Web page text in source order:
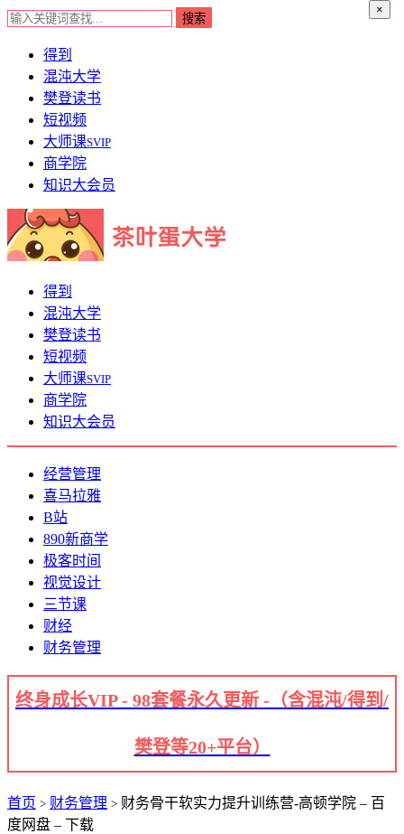
×
得到
混沌大学
樊登读书
短视频
大师课SVIP
商学院
知识大会员
得到
混沌大学
樊登读书
短视频
大师课SVIP
商学院
知识大会员
经营管理
喜马拉雅
B站
890新商学
极客时间
视觉设计
三节课
财经
财务管理
终身成长VIP - 98套餐永久更新 -（含混沌/得到/
樊登等20+平台）
首页 > 财务管理 > 财务骨干软实力提升训练营-高顿学院 – 百
度网盘 – 下载